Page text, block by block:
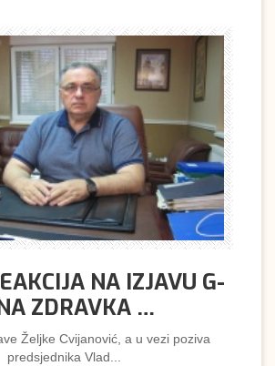
NA IZJAVU G-
ZDRAVKA …
Željke Cvijanović, a u vezi poziva
predsjednika Vlad...